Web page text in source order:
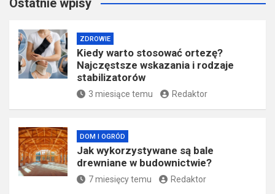
ZDROWIE
Kiedy warto stosować ortezę?
Najczęstsze wskazania i rodzaje
stabilizatorów
3 miesiące temu Redaktor
DOM I OGRÓD
Jak wykorzystywane są bale
drewniane w budownictwie?
7 miesięcy temu Redaktor